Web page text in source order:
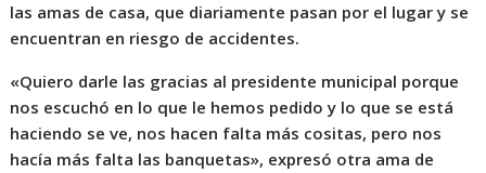
las amas de casa, que diariamente pasan por el lugar y se
encuentran en riesgo de accidentes.
«Quiero darle las gracias al presidente municipal porque
nos escuchó en lo que le hemos pedido y lo que se está
haciendo se ve, nos hacen falta más cositas, pero nos
hacía más falta las banquetas», expresó otra ama de